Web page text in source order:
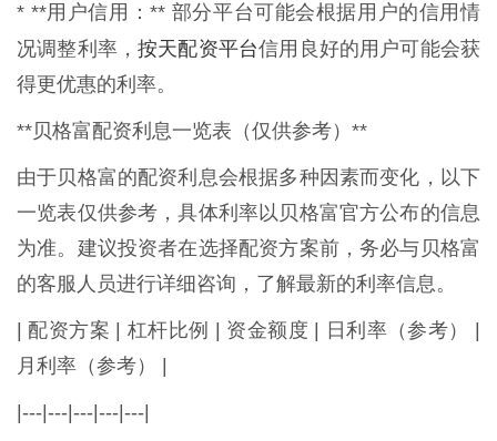
* **用户信用：** 部分平台可能会根据用户的信用情
况调整利率，按天配资平台信用良好的用户可能会获
得更优惠的利率。
**贝格富配资利息一览表（仅供参考）**
由于贝格富的配资利息会根据多种因素而变化，以下
一览表仅供参考，具体利率以贝格富官方公布的信息
为准。建议投资者在选择配资方案前，务必与贝格富
的客服人员进行详细咨询，了解最新的利率信息。
| 配资方案 | 杠杆比例 | 资金额度 | 日利率（参考） |
月利率（参考） |
|---|---|---|---|---|